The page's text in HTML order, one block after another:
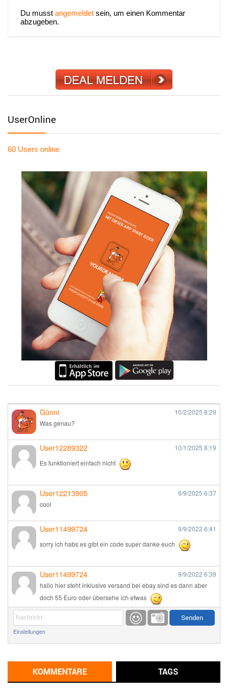
Du musst angemeldet sein, um einen Kommentar
abzugeben.
UserOnline
60 Users online
Günni 10/2/2025 8:29
Was genau?
User12289322 10/1/2025 8:19
Es funktioniert einfach nicht
User12213905 6/9/2025 6:37
cool
User11499724 9/9/2022 6:41
sorry ich habs es gibt ein code super danke euch
User11499724 9/9/2022 6:39
hallo hier steht inklusive versand bei ebay sind es dann aber
doch 55 Euro oder übersehe ich etwas
Günni 9/1/20226:17
Günni
Einstellungen
KOMMENTARE TAGS